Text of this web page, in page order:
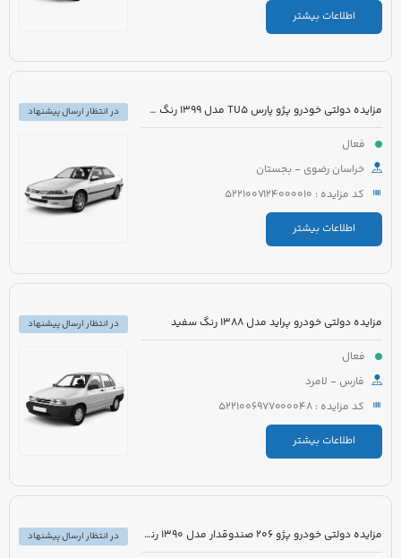
اطلاعات بیشتر
مزایده دولتی خودرو پژو پارس TU5 مدل 1399 رنگ سفید
فعال
خراسان رضوی - بجستان
کد مزایده : 5221007124000010
اطلاعات بیشتر
در انتظار ارسال پیشنهاد
مزایده دولتی خودرو پراید مدل 1388 رنگ سفید
فعال
فارس - لامرد
کد مزایده : 5221006977000048
اطلاعات بیشتر
در انتظار ارسال پیشنهاد
مزایده دولتی خودرو پژو 206 صندوقدار مدل 1390 رنگ سفید روغنی
در انتظار ارسال پیشنهاد